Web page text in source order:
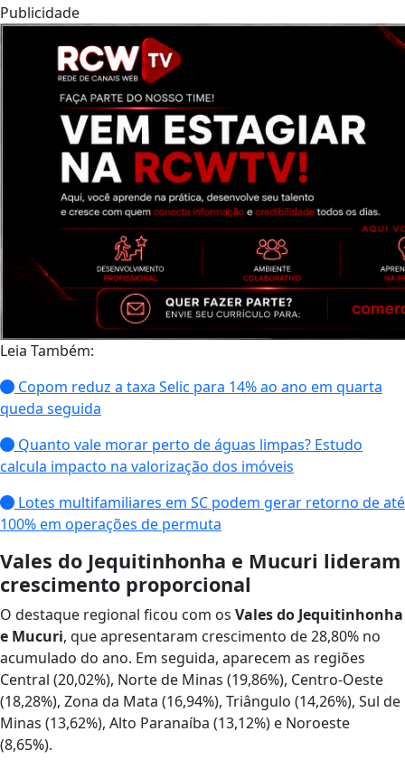
Publicidade
Leia Também:
Copom reduz a taxa Selic para 14% ao ano em quarta
queda seguida
Quanto vale morar perto de águas limpas? Estudo
calcula impacto na valorização dos imóveis
Lotes multifamiliares em SC podem gerar retorno de até
100% em operações de permuta
Vales do Jequitinhonha e Mucuri lideram
crescimento proporcional
O destaque regional ficou com os Vales do Jequitinhonha
e Mucuri, que apresentaram crescimento de 28,80% no
acumulado do ano. Em seguida, aparecem as regiões
Central (20,02%), Norte de Minas (19,86%), Centro-Oeste
(18,28%), Zona da Mata (16,94%), Triângulo (14,26%), Sul de
Minas (13,62%), Alto Paranaíba (13,12%) e Noroeste
(8,65%).